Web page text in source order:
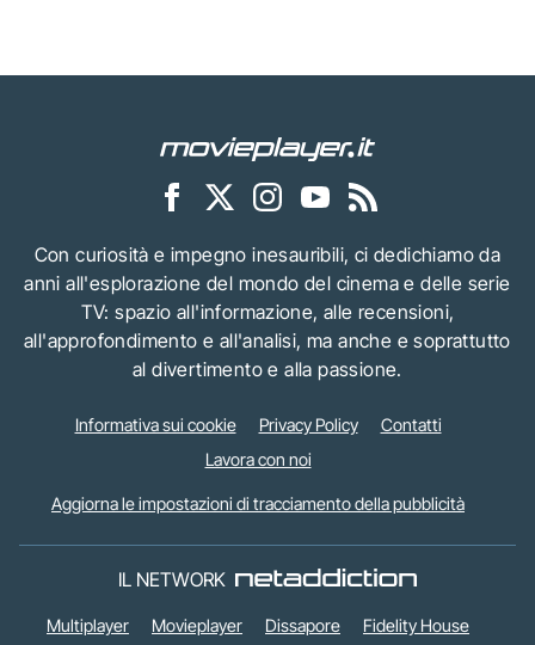
Con curiosità e impegno inesauribili, ci dedichiamo da
anni all'esplorazione del mondo del cinema e delle serie
TV: spazio all'informazione, alle recensioni,
all'approfondimento e all'analisi, ma anche e soprattutto
al divertimento e alla passione.
Informativa sui cookie Privacy Policy
Contatti
Lavora con noi
Aggiorna le impostazioni di tracciamento della pubblicità
IL NETWORK
Multiplayer Movieplayer Dissapore Fidelity House